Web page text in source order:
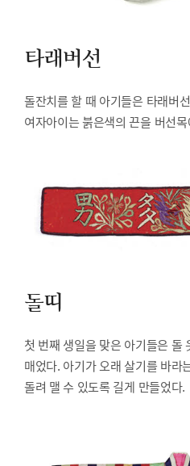
타래버선
돌잔치를 할 때 아기들은 타래버
여자아이는 붉은색의 끈을 버선
돌띠
첫 번째 생일을 맞은 아기들은 돌
매었다. 아기가 오래 살기를 바라
돌려 맬 수 있도록 길게 만들었다.